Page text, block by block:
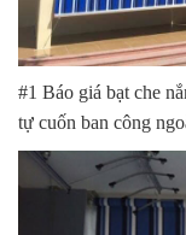
#1 Báo giá bạt che
tự cuốn ban công